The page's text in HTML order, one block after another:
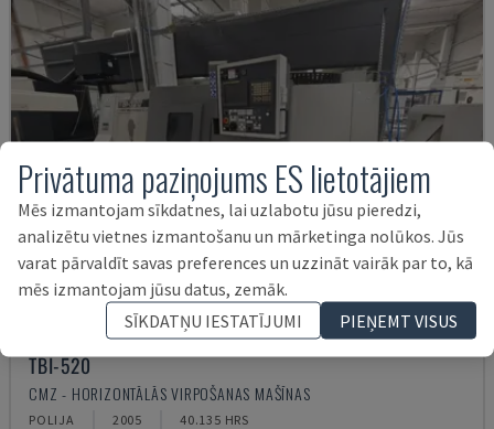
TBI-520
CMZ - HORIZONTĀLĀS VIRPOŠANAS MAŠĪNAS
POLIJA 2005 40.135 HRS
Privātuma paziņojums ES lietotājiem
Mēs izmantojam sīkdatnes, lai uzlabotu jūsu pieredzi,
analizētu vietnes izmantošanu un mārketinga nolūkos. Jūs
varat pārvaldīt savas preferences un uzzināt vairāk par to, kā
mēs izmantojam jūsu datus, zemāk.
SĪKDATŅU IESTATĪJUMI
PIEŅEMT VISUS